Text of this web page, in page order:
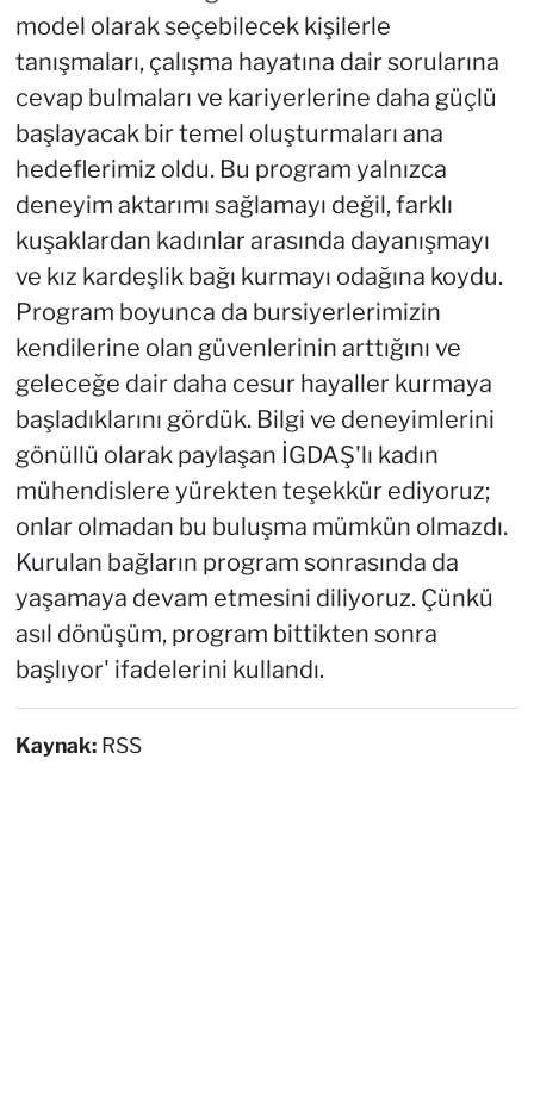
model olarak seçebilecek kişilerle
tanışmaları, çalışma hayatına dair sorularına
cevap bulmaları ve kariyerlerine daha güçlü
başlayacak bir temel oluşturmaları ana
hedeflerimiz oldu. Bu program yalnızca
deneyim aktarımı sağlamayı değil, farklı
kuşaklardan kadınlar arasında dayanışmayı
ve kız kardeşlik bağı kurmayı odağına koydu.
Program boyunca da bursiyerlerimizin
kendilerine olan güvenlerinin arttığını ve
geleceğe dair daha cesur hayaller kurmaya
başladıklarını gördük. Bilgi ve deneyimlerini
gönüllü olarak paylaşan İGDAŞ'lı kadın
mühendislere yürekten teşekkür ediyoruz;
onlar olmadan bu buluşma mümkün olmazdı.
Kurulan bağların program sonrasında da
yaşamaya devam etmesini diliyoruz. Çünkü
asıl dönüşüm, program bittikten sonra
başlıyor' ifadelerini kullandı.
Kaynak: RSS